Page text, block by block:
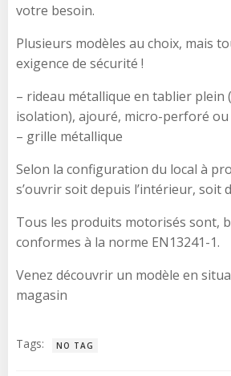
votre besoin.
Plusieurs modèles au choix, mais
exigence de sécurité !
– rideau métallique en tablier plein
isolation), ajouré, micro-perforé ou
– grille métallique
Selon la configuration du local à
s’ouvrir soit depuis l’intérieur, soit
Tous les produits motorisés sont,
conformes à la norme EN13241-1.
Venez découvrir un modèle en
magasin
Tags: NO TAG